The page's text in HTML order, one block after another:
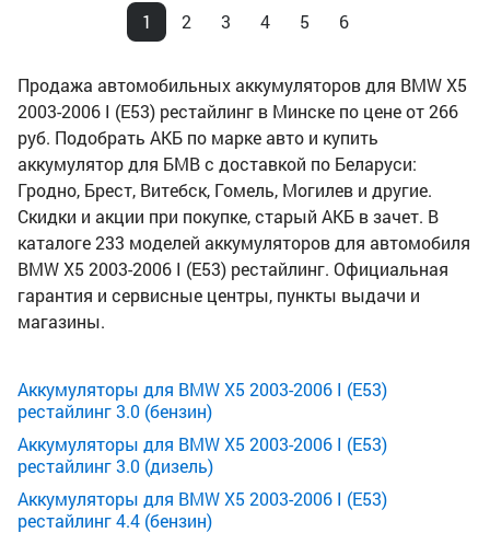
1 2 3 4 5 6
Продажа автомобильных аккумуляторов для BMW X5
2003-2006 I (E53) рестайлинг в Минске по цене от 266
руб. Подобрать АКБ по марке авто и купить
аккумулятор для БМВ с доставкой по Беларуси:
Гродно, Брест, Витебск, Гомель, Могилев и другие.
Скидки и акции при покупке, старый АКБ в зачет. В
каталоге 233 моделей аккумуляторов для автомобиля
BMW X5 2003-2006 I (E53) рестайлинг. Официальная
гарантия и сервисные центры, пункты выдачи и
магазины.
Аккумуляторы для BMW X5 2003-2006 I (E53)
рестайлинг 3.0 (бензин)
Аккумуляторы для BMW X5 2003-2006 I (E53)
рестайлинг 3.0 (дизель)
Аккумуляторы для BMW X5 2003-2006 I (E53)
рестайлинг 4.4 (бензин)